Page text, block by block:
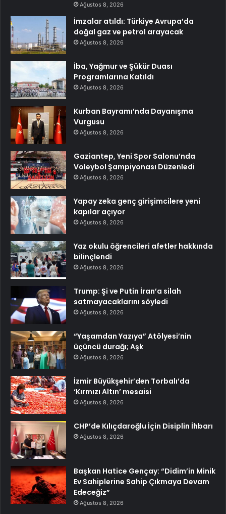
Ağustos 8, 2026
İmzalar atıldı: Türkiye Avrupa’da
doğal gaz ve petrol arayacak
Ağustos 8, 2026
İba, Yağmur ve Şükür Duası
Programlarına Katıldı
Ağustos 8, 2026
Kurban Bayramı’nda Dayanışma
Vurgusu
Ağustos 8, 2026
Gaziantep, Yeni Spor Salonu’nda
Voleybol Şampiyonası Düzenledi
Ağustos 8, 2026
Yapay zeka genç girişimcilere yeni
kapılar açıyor
Ağustos 8, 2026
Yaz okulu öğrencileri afetler hakkında
bilinçlendi
Ağustos 8, 2026
Trump: Şi ve Putin İran’a silah
satmayacaklarını söyledi
Ağustos 8, 2026
“Yaşamdan Yazıya” Atölyesi’nin
üçüncü durağı; Aşk
Ağustos 8, 2026
İzmir Büyükşehir’den Torbalı’da
‘Kırmızı Altın’ mesaisi
Ağustos 8, 2026
CHP’de Kılıçdaroğlu İçin Disiplin İhbarı
Ağustos 8, 2026
Başkan Hatice Gençay: “Didim’in Minik
Ev Sahiplerine Sahip Çıkmaya Devam
Edeceğiz”
Ağustos 8, 2026